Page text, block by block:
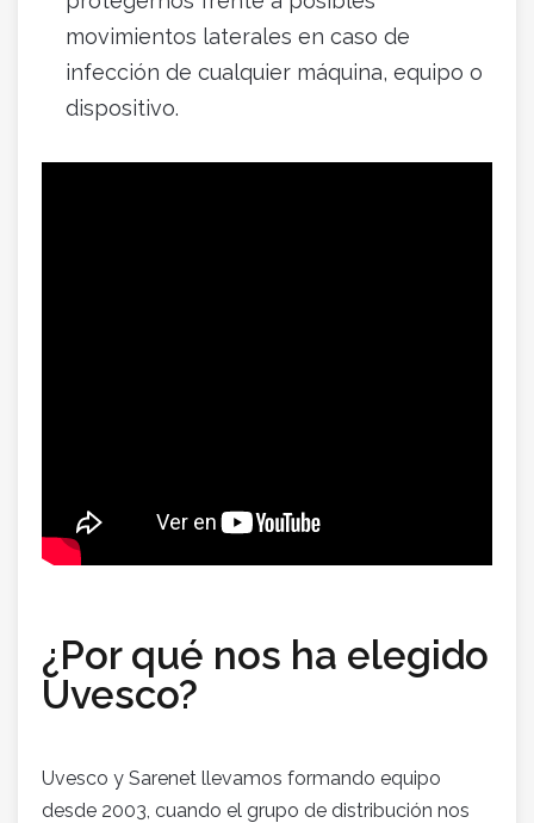
movimientos laterales en caso de
infección de cualquier máquina, equipo o
dispositivo.
¿Por qué nos ha elegido
Uvesco?
Uvesco y Sarenet llevamos formando equipo
desde 2003, cuando el grupo de distribución nos